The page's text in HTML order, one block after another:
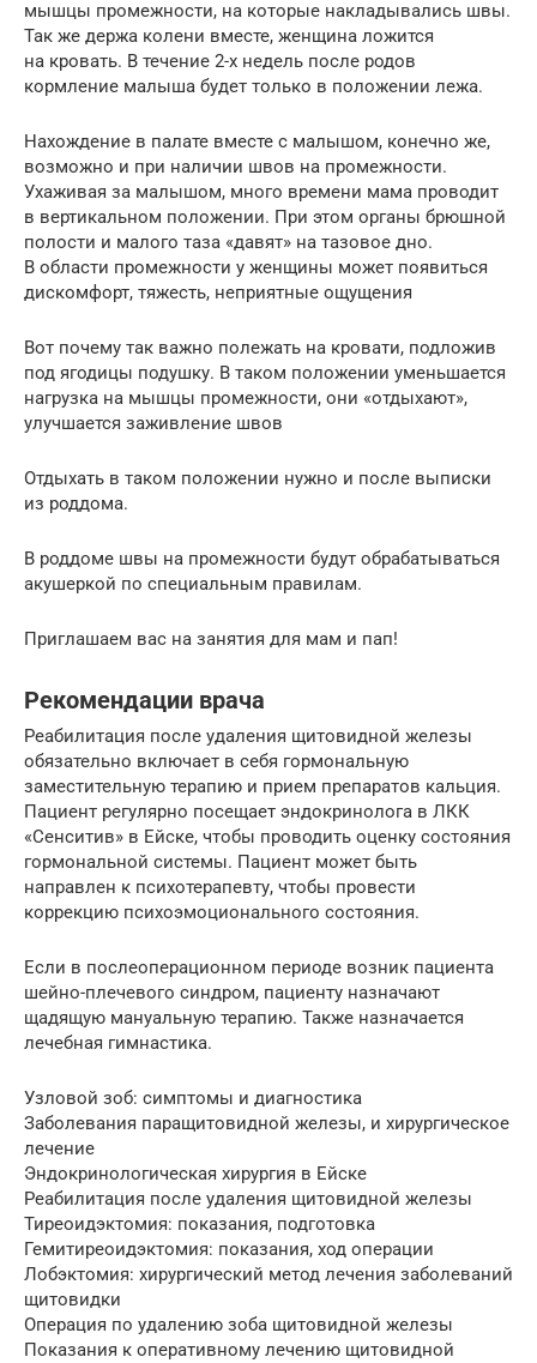
мышцы промежности, на которые накладывались швы.
Так же держа колени вместе, женщина ложится
на кровать. В течение 2-х недель после родов
кормление малыша будет только в положении лежа.
Нахождение в палате вместе с малышом, конечно же,
возможно и при наличии швов на промежности.
Ухаживая за малышом, много времени мама проводит
в вертикальном положении. При этом органы брюшной
полости и малого таза «давят» на тазовое дно.
В области промежности у женщины может появиться
дискомфорт, тяжесть, неприятные ощущения
Вот почему так важно полежать на кровати, подложив
под ягодицы подушку. В таком положении уменьшается
нагрузка на мышцы промежности, они «отдыхают»,
улучшается заживление швов
Отдыхать в таком положении нужно и после выписки
из роддома.
В роддоме швы на промежности будут обрабатываться
акушеркой по специальным правилам.
Приглашаем вас на занятия для мам и пап!
Рекомендации врача
Реабилитация после удаления щитовидной железы
обязательно включает в себя гормональную
заместительную терапию и прием препаратов кальция.
Пациент регулярно посещает эндокринолога в ЛКК
«Сенситив» в Ейске, чтобы проводить оценку состояния
гормональной системы. Пациент может быть
направлен к психотерапевту, чтобы провести
коррекцию психоэмоционального состояния.
Если в послеоперационном периоде возник пациента
шейно-плечевого синдром, пациенту назначают
щадящую мануальную терапию. Также назначается
лечебная гимнастика.
Узловой зоб: симптомы и диагностика
Заболевания паращитовидной железы, и хирургическое
лечение
Эндокринологическая хирургия в Ейске
Реабилитация после удаления щитовидной железы
Тиреоидэктомия: показания, подготовка
Гемитиреоидэктомия: показания, ход операции
Лобэктомия: хирургический метод лечения заболеваний
щитовидки
Операция по удалению зоба щитовидной железы
Показания к оперативному лечению щитовидной